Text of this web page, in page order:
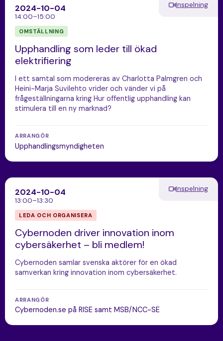
2024-10-04
14:00–15:00
Inspelning
OMSTÄLLNING
Upphandling som leder till ökad
elektrifiering
I ett samtal som modereras av Charlotta Palmgren och
Heini-Marja Suvilehto vrider och vänder vi på
frågeställningarna kring Hur offentlig upphandling kan
stimulera till en ny marknad?
ARRANGÖR
Upphandlingsmyndigheten
2024-10-04
13:00–13:30
Inspelning
LEDA OCH ORGANISERA
Cybernoden driver innovation inom
cybersäkerhet – bli medlem!
Cybernoden samlar svenska aktörer för en ökad
samverkan kring innovation inom cybersäkerhet.
ARRANGÖR
Cybernoden.se på RISE samt MSB/NCC-SE